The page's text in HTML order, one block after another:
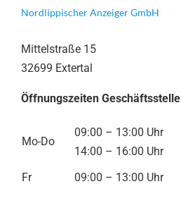
Nordlippischer Anzeiger GmbH
Mittelstraße 15
32699 Extertal
Öffnungszeiten Geschäftsstelle
Mo-Do
09:00 – 13:00 Uhr
14:00 – 16:00 Uhr
Fr
09:00 – 13:00 Uhr